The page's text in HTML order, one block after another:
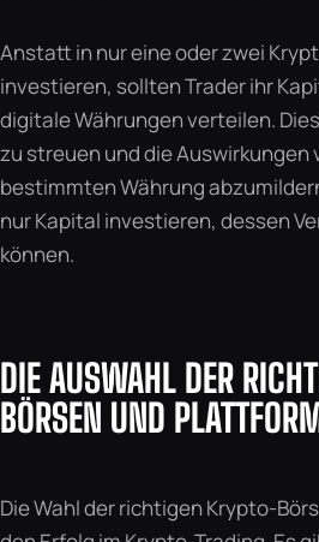
Anstatt in nur eine oder zwei
investieren, sollten Trader ihr
digitale Währungen verteilen.
zu streuen und die Auswirkungen
bestimmten Währung
nur Kapital investieren, dessen
können.
DIE AUSWAHL DER
BÖRSEN UND
Die Wahl der richtigen Krypto-